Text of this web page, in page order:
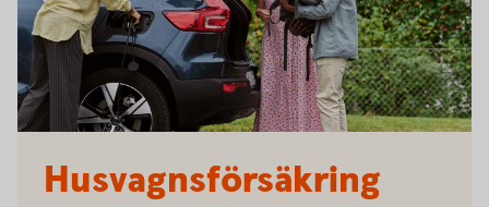
Husvagnsförsäkring